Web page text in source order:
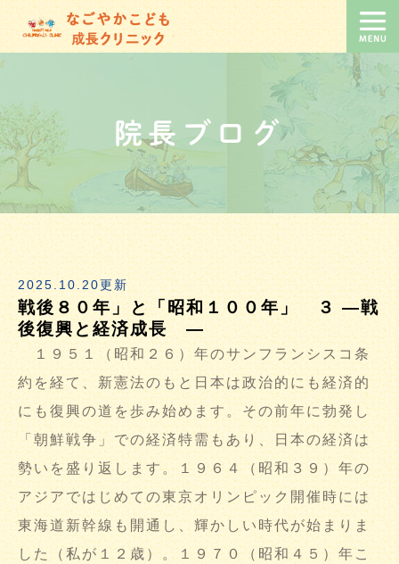
院長ブログ
2025.10.20更新
戦後８０年」と「昭和１００年」 ３ ―戦
後復興と経済成長 ―
１９５１（昭和２６）年のサンフランシスコ条
約を経て、新憲法のもと日本は政治的にも経済的
にも復興の道を歩み始めます。その前年に勃発し
「朝鮮戦争」での経済特需もあり、日本の経済は
勢いを盛り返します。１９６４（昭和３９）年の
アジアではじめての東京オリンピック開催時には
東海道新幹線も開通し、輝かしい時代が始まりま
した（私が１２歳）。１９７０（昭和４５）年こ